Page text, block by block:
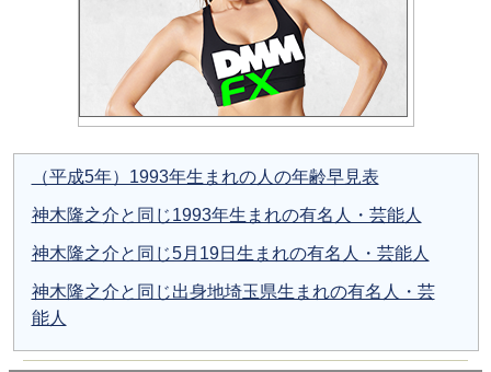
（平成5年）1993年生まれの人の年齢早見表
神木隆之介と同じ1993年生まれの有名人・芸能人
神木隆之介と同じ5月19日生まれの有名人・芸能人
神木隆之介と同じ出身地埼玉県生まれの有名人・芸
能人